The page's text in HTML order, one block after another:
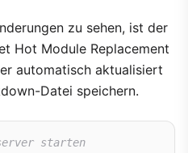
zu sehen, ist der
Hot Module Replacement
automatisch aktualisiert
Datei speichern.
starten